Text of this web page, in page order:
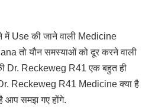
Use की जाने वाली Medicine
तो यौन समस्याओं को दूर करने वाली
Dr. Reckeweg R41 एक बहुत ही
Reckeweg R41 Medicine क्या है
आप समझ गए होंगे.